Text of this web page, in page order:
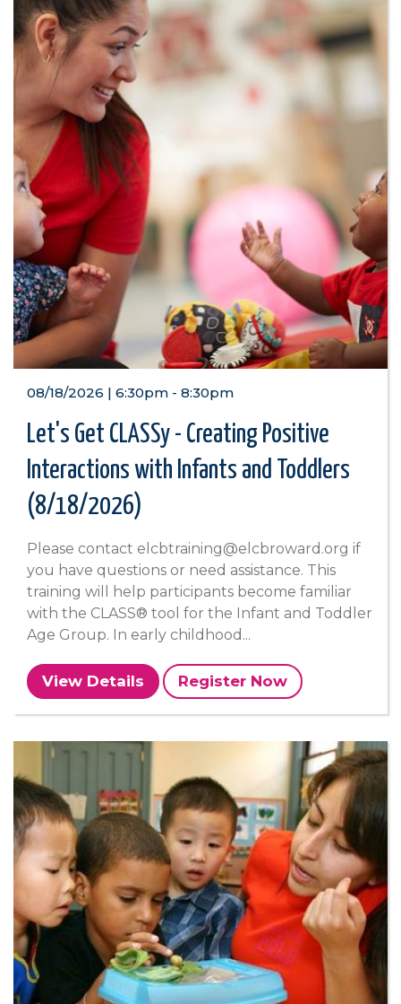
08/18/2026 | 6:30pm - 8:30pm
Let's Get CLASSy - Creating Positive
Interactions with Infants and Toddlers
(8/18/2026)
Please contact elcbtraining@elcbroward.org if
you have questions or need assistance. This
training will help participants become familiar
with the CLASS® tool for the Infant and Toddler
Age Group. In early childhood...
View Details Register Now